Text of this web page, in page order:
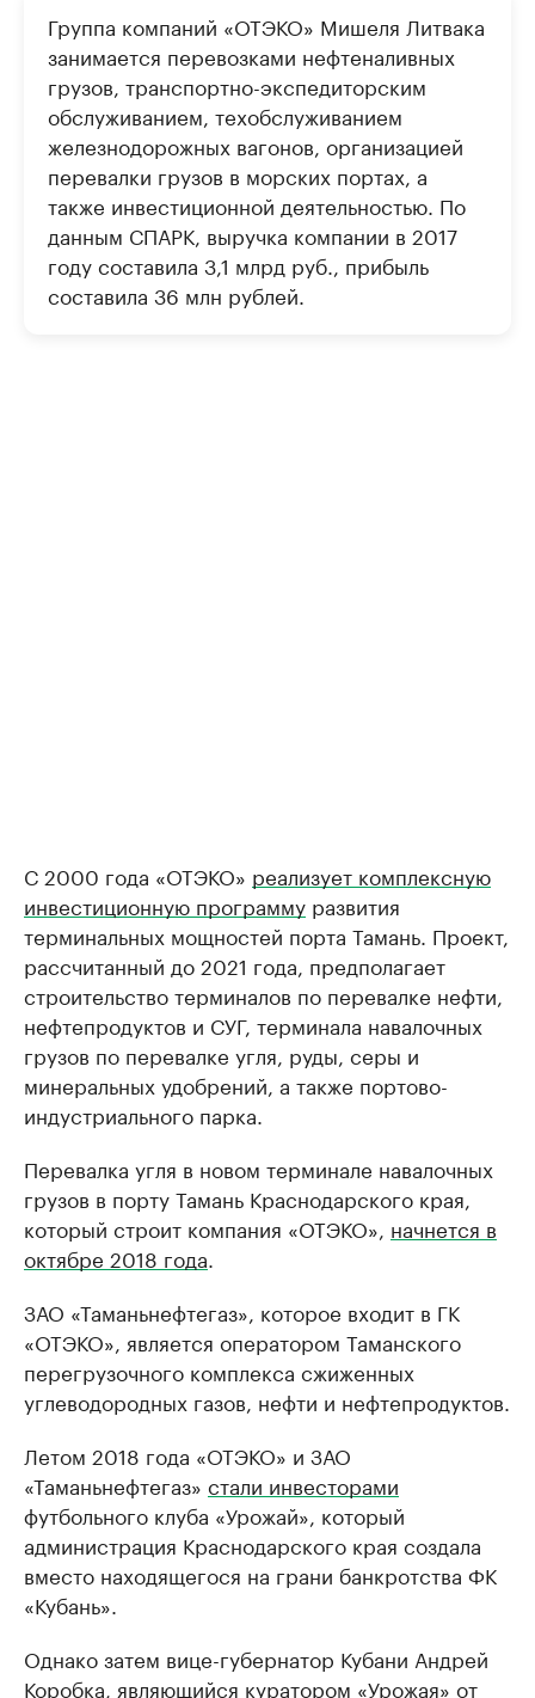
Группа компаний «ОТЭКО» Мишеля Литвака
занимается перевозками нефтеналивных
грузов, транспортно-экспедиторским
обслуживанием, техобслуживанием
железнодорожных вагонов, организацией
перевалки грузов в морских портах, а
также инвестиционной деятельностью. По
данным СПАРК, выручка компании в 2017
году составила 3,1 млрд руб., прибыль
составила 36 млн рублей.
С 2000 года «ОТЭКО» реализует комплексную
инвестиционную программу развития
терминальных мощностей порта Тамань. Проект,
рассчитанный до 2021 года, предполагает
строительство терминалов по перевалке нефти,
нефтепродуктов и СУГ, терминала навалочных
грузов по перевалке угля, руды, серы и
минеральных удобрений, а также портово-
индустриального парка.
Перевалка угля в новом терминале навалочных
грузов в порту Тамань Краснодарского края,
который строит компания «ОТЭКО», начнется в
октябре 2018 года.
ЗАО «Таманьнефтегаз», которое входит в ГК
«ОТЭКО», является оператором Таманского
перегрузочного комплекса сжиженных
углеводородных газов, нефти и нефтепродуктов.
Летом 2018 года «ОТЭКО» и ЗАО
«Таманьнефтегаз» стали инвесторами
футбольного клуба «Урожай», который
администрация Краснодарского края создала
вместо находящегося на грани банкротства ФК
«Кубань».
Однако затем вице-губернатор Кубани Андрей
Коробка, являющийся куратором «Урожая» от